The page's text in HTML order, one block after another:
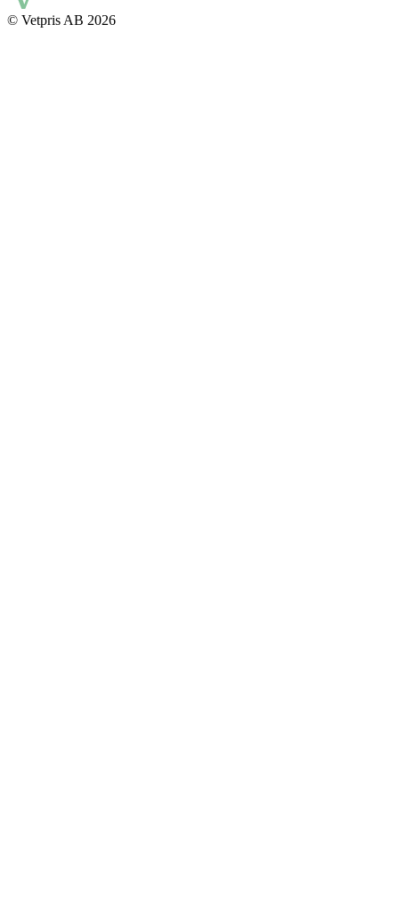
© Vetpris AB 2026